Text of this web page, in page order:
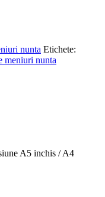
nunta Etichete:
meniuri nunta
A5 inchis / A4